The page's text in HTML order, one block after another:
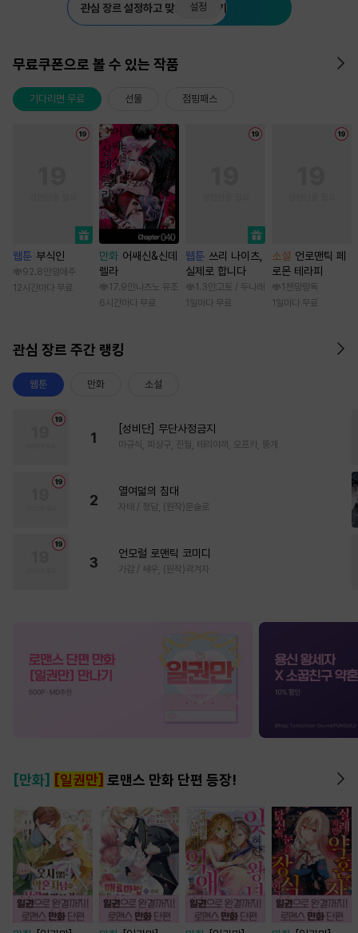
관심 장르 설정하고 맞춤 추천 받기
설정
무료쿠폰으로 볼 수 있는 작품
기다리면 무료 선물 점핑패스
웹툰 부식인
92.8만 임애주
12시간마다 무료
만화 어쌔신&신데
렐라
17.9만 나츠노 유조
6시간마다 무료
웹툰 쓰리 나이츠,
실제로 합니다
1.3만 고토 / 두나래
1일마다 무료
소설 언로맨틱 페
로몬 테라피
1천 망랑독
1일마다 무료
관심 장르 주간 랭킹
웹툰 만화 소설
1
[성비단] 무단사정금지
마규식, 피상구, 진월, 테리야끼, 오프카, 뚱개
2
열여덟의 침대
자태 / 청담, (원작)문슬로
3
언모럴 로맨틱 코미디
가감 / 쌔우, (원작)곽겨자
[만화] [일권만] 로맨스 만화 단편 등장!